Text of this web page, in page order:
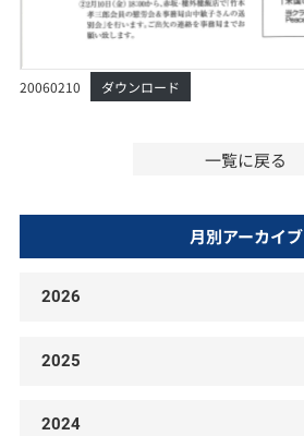
20060210 ダウンロード
一覧に戻る
月別アーカイブ
2026
2025
2024